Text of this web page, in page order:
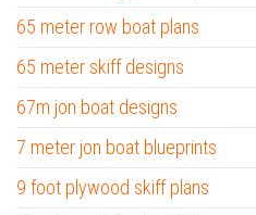
65 meter row boat plans
65 meter skiff designs
67m jon boat designs
7 meter jon boat blueprints
9 foot plywood skiff plans